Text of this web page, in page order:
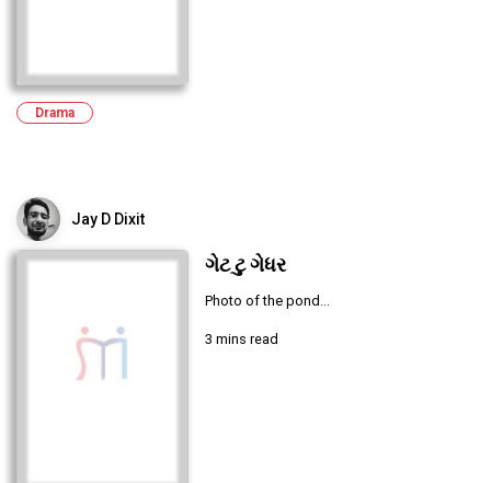
Drama
Jay D Dixit
ગેટ ટુ ગેધર
Photo of the pond...
3 mins read